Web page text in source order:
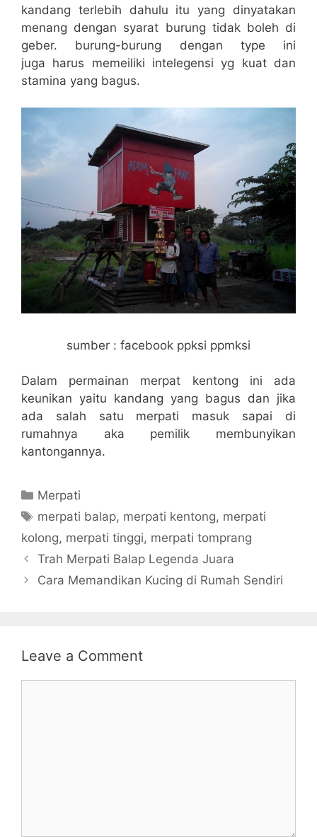
kandang terlebih dahulu itu yang dinyatakan
menang dengan syarat burung tidak boleh di
geber. burung-burung dengan type ini
juga harus memeiliki intelegensi yg kuat dan
stamina yang bagus.
sumber : facebook ppksi ppmksi
Dalam permainan merpat kentong ini ada
keunikan yaitu kandang yang bagus dan jika
ada salah satu merpati masuk sapai di
rumahnya aka pemilik membunyikan
kantongannya.
Categories
Merpati
Tags
merpati balap, merpati kentong, merpati
kolong, merpati tinggi, merpati tomprang
Trah Merpati Balap Legenda Juara
Cara Memandikan Kucing di Rumah Sendiri
Leave a Comment